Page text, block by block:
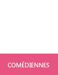
COMÉDIENNES